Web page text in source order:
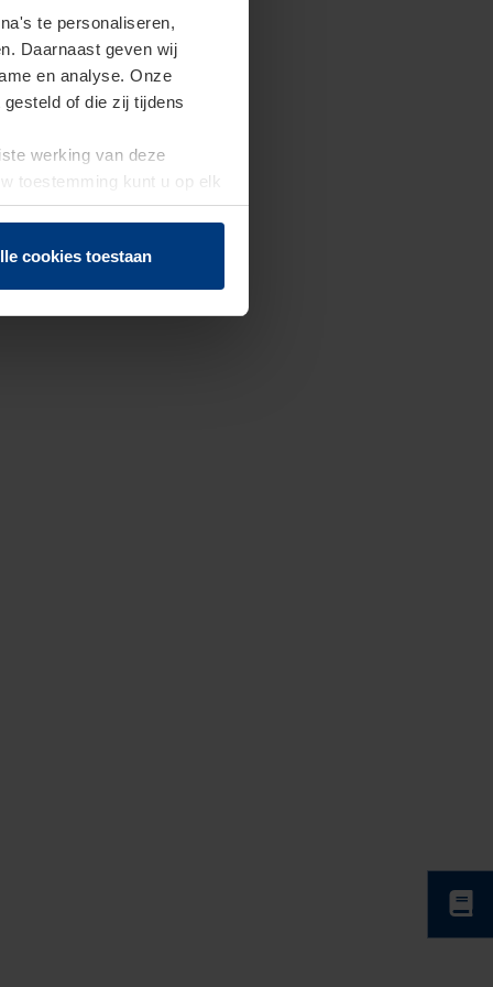
te personaliseren,
Daarnaast geven wij
en analyse. Onze
of die zij tijdens
werking van deze
toestemming kunt u op elk
herroepen.
cookies toestaan